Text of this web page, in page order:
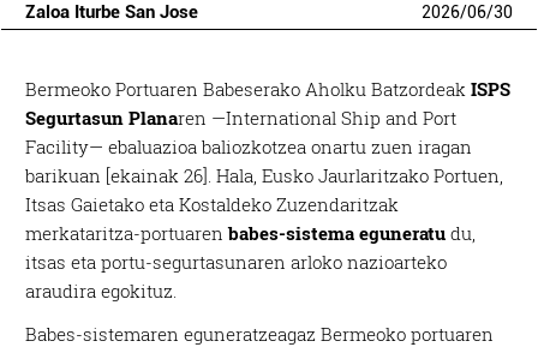
Zaloa Iturbe San Jose 2026/06/30
Bermeoko Portuaren Babeserako Aholku Batzordeak ISPS
Segurtasun Planaren —International Ship and Port
Facility— ebaluazioa baliozkotzea onartu zuen iragan
barikuan [ekainak 26]. Hala, Eusko Jaurlaritzako Portuen,
Itsas Gaietako eta Kostaldeko Zuzendaritzak
merkataritza-portuarenbabes-sistema eguneratu du,
itsas eta portu-segurtasunaren arloko nazioarteko
araudira egokituz.
Babes-sistemaren eguneratzeagaz Bermeoko portuaren